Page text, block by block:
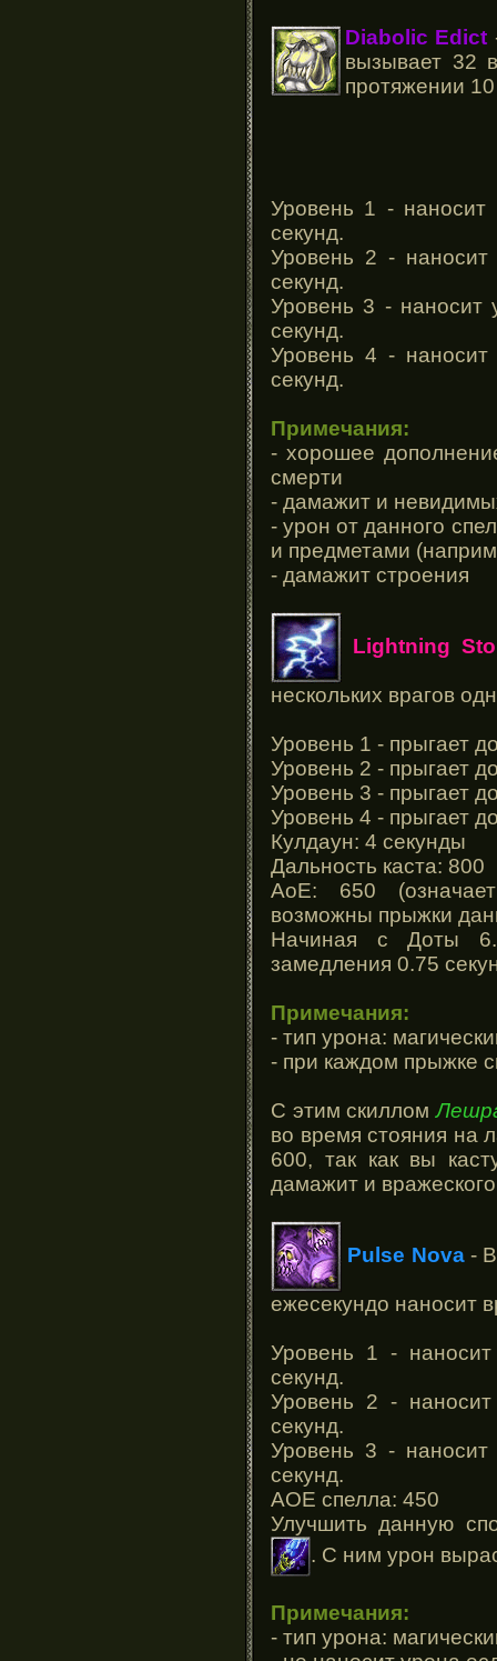
Diabolic Edict
вызывает 32
протяжении
Уровень 1 - наносит
секунд.
Уровень 2 -
секунд.
Уровень 3 - наносит
секунд.
Уровень 4 -
секунд.
Примечания:
- хорошее
смерти
- дамажит и
- урон от данного
и предметами
- дамажит строения
Lightning
нескольких врагов
Уровень 1 - прыгает
Уровень 2 - прыгает
Уровень 3 - прыгает
Уровень 4 - прыгает
Кулдаун: 4 секунды
Дальность каста: 800
АоЕ: 650
возможны прыжки
Начиная с Доты
замедления 0.75
Примечания:
- тип урона:
- при каждом прыжке
С этим скиллом
во время стояния на
600, так как вы
дамажит и
Pulse Nova-
ежесекундо наносит
Уровень 1 -
секунд.
Уровень 2 -
секунд.
Уровень 3 -
секунд.
АОЕ спелла: 450
Улучшить данную
. С ним урон
Примечания:
- тип урона: